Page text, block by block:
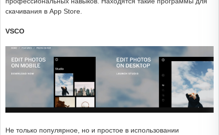
скачивания в App Store.
VSCO
Не только популярное, но и простое в использовании